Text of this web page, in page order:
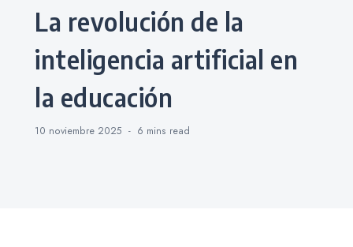
La revolución de la
inteligencia artificial en
la educación
10 noviembre 2025 6 mins read